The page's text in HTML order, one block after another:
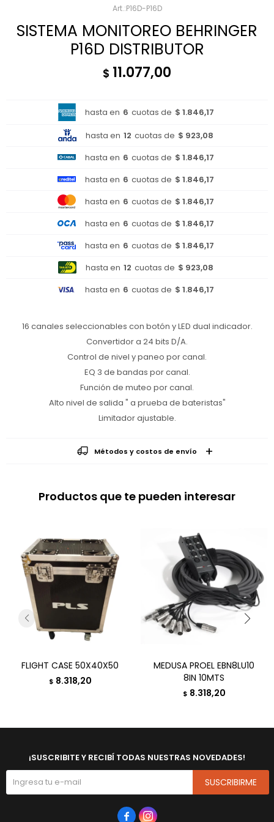
P16D-P16D
SISTEMA MONITOREO BEHRINGER
P16D DISTRIBUTOR
$ 11.077,00
hasta en 6 cuotas de $ 1.846,17
hasta en 12 cuotas de $ 923,08
hasta en 6 cuotas de $ 1.846,17
hasta en 6 cuotas de $ 1.846,17
hasta en 6 cuotas de $ 1.846,17
hasta en 6 cuotas de $ 1.846,17
hasta en 6 cuotas de $ 1.846,17
hasta en 12 cuotas de $ 923,08
hasta en 6 cuotas de $ 1.846,17
16 canales seleccionables con botón y LED dual indicador.
Convertidor a 24 bits D/A.
Control de nivel y paneo por canal.
EQ 3 de bandas por canal.
Función de muteo por canal.
Alto nivel de salida " a prueba de bateristas"
Limitador ajustable.
Métodos y costos de envío
Productos que te pueden interesar
FLIGHT CASE 50X40X50
$ 8.318,20
MEDUSA PROEL EBN8LU10
8IN 10MTS
$ 8.318,20
¡SUSCRIBITE Y RECIBÍ TODAS NUESTRAS NOVEDADES!
SUSCRIBIRME
 